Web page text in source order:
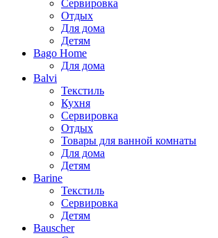
Сервировка
Отдых
Для дома
Детям
Bago Home
Для дома
Balvi
Текстиль
Кухня
Сервировка
Отдых
Товары для ванной комнаты
Для дома
Детям
Barine
Текстиль
Сервировка
Детям
Bauscher